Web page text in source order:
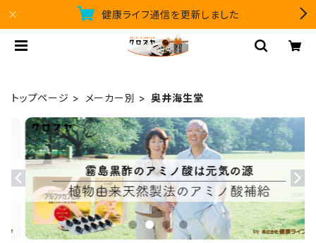
健康ライフ通信を更新しました
トップページ メーカー別 奥井海生堂